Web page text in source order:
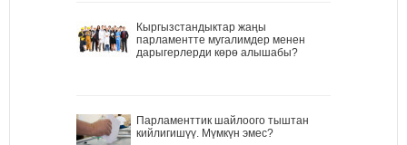
Кыргызстандыктар жаңы
парламентте мугалимдер менен
дарыгерлерди көрө алышабы?
Парламенттик шайлоого тыштан
кийлигишүү. Мүмкүн эмес?